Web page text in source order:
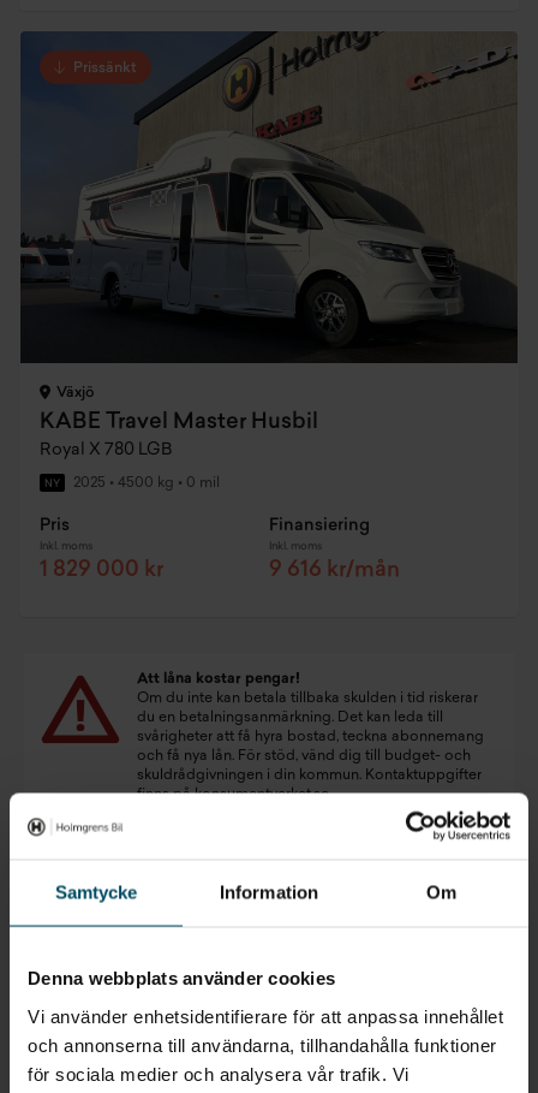
Samtycke Information Om
Denna webbplats använder cookies
Vi använder enhetsidentifierare för att anpassa innehållet
och annonserna till användarna, tillhandahålla funktioner
för sociala medier och analysera vår trafik. Vi
Prissänkt
Växjö
KABE Travel Master Husbil
Royal X 780 LGB
NY 2025 • 4500 kg • 0 mil
Pris
Inkl. moms
1 829 000 kr
Finansiering
Inkl. moms
9 616 kr/mån
Att låna kostar pengar!
Om du inte kan betala tillbaka skulden i tid riskerar
du en betalningsanmärkning. Det kan leda till
svårigheter att få hyra bostad, teckna abonnemang
och få nya lån. För stöd, vänd dig till budget- och
skuldrådgivningen i din kommun. Kontaktuppgifter
finns påkonsumentverket.se.
Inget som riktigt passade?
STARTA EN BEVAKNING AV: